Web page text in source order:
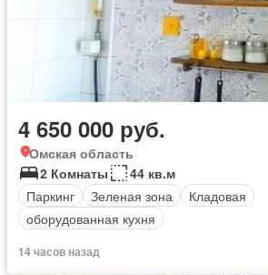
4 650 000 руб.
Омская область
2 Комнаты
44 кв.м
Паркинг
Зеленая зона
Кладовая
оборудованная кухня
14 часов назад